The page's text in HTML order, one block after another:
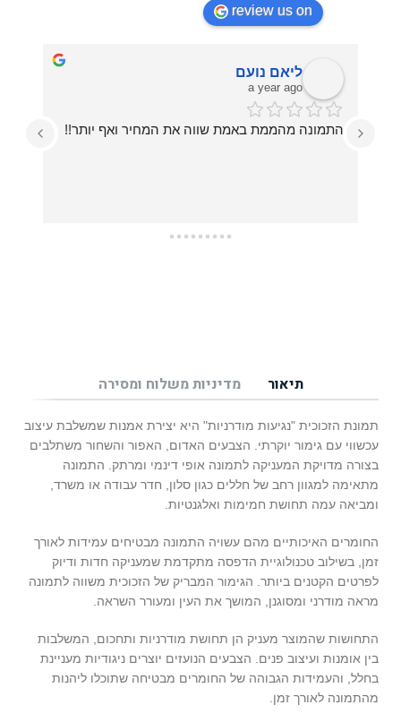
review us on
ליאם נועם
a year ago
התמונה מהממת באמת שווה את המחיר ואף יותר!!
תיאור מדיניות משלוח ומסירה
תמונת הזכוכית "נגיעות מודרניות" היא יצירת אמנות שמשלבת עיצוב
עכשווי עם גימור יוקרתי. הצבעים האדום, האפור והשחור משתלבים
בצורה מדויקת המעניקה לתמונה אופי דינמי ומרתק. התמונה
מתאימה למגוון רחב של חללים כגון סלון, חדר עבודה או משרד,
ומביאה עמה תחושת חמימות ואלגנטיות.
החומרים האיכותיים מהם עשויה התמונה מבטיחים עמידות לאורך
זמן, בשילוב טכנולוגיית הדפסה מתקדמת שמעניקה חדות ודיוק
לפרטים הקטנים ביותר. הגימור המבריק של הזכוכית משווה לתמונה
מראה מודרני ומסוגנן, המושך את העין ומעורר השראה.
התחושות שהמוצר מעניק הן תחושת מודרניות ותחכום, המשלבות
בין אומנות ועיצוב פנים. הצבעים הנועזים יוצרים ניגודיות מעניינת
בחלל, והעמידות הגבוהה של החומרים מבטיחה שתוכלו ליהנות
מהתמונה לאורך זמן.